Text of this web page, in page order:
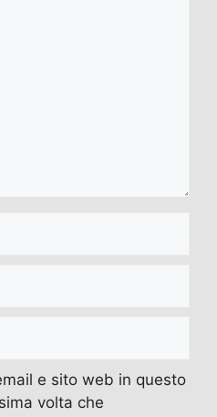
e sito web in questo
volta che